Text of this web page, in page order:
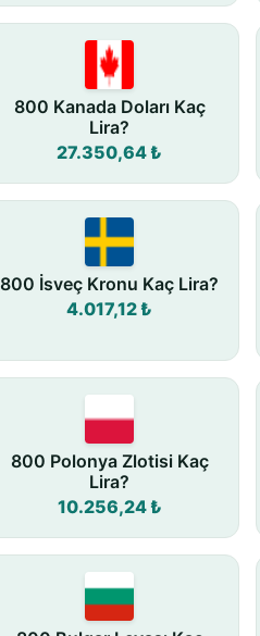
800 Kanada Doları Kaç
Lira?
27.350,64 ₺
800 İsveç Kronu Kaç Lira?
4.017,12 ₺
800 Polonya Zlotisi Kaç
Lira?
10.256,24 ₺